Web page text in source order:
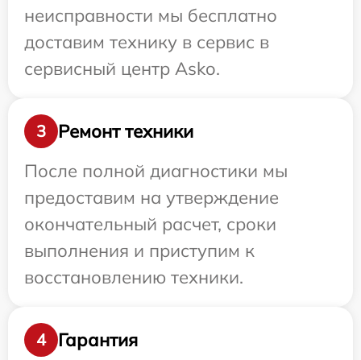
неисправности мы бесплатно
доставим технику в сервис в
сервисный центр Asko.
3
Ремонт техники
После полной диагностики мы
предоставим на утверждение
окончательный расчет, сроки
выполнения и приступим к
восстановлению техники.
4
Гарантия